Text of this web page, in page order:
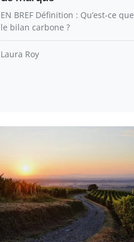
EN BREF Définition : Qu’est-ce que
le bilan carbone ?
Laura Roy